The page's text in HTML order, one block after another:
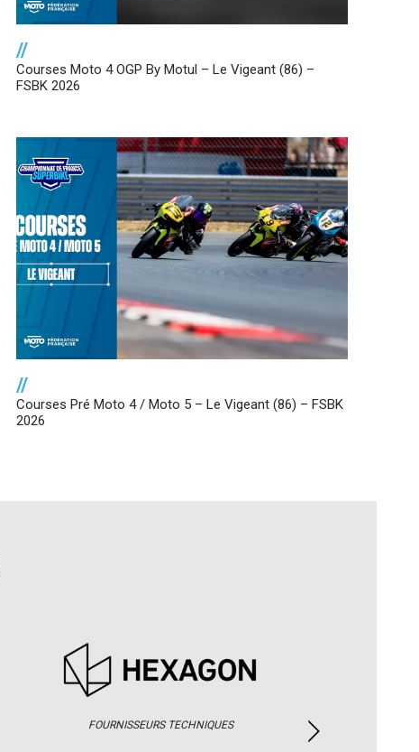
//
Courses Moto 4 OGP By Motul – Le Vigeant (86) –
FSBK 2026
//
Courses Pré Moto 4 / Moto 5 – Le Vigeant (86) – FSBK
2026
FOURNISSEURS TECHNIQUES